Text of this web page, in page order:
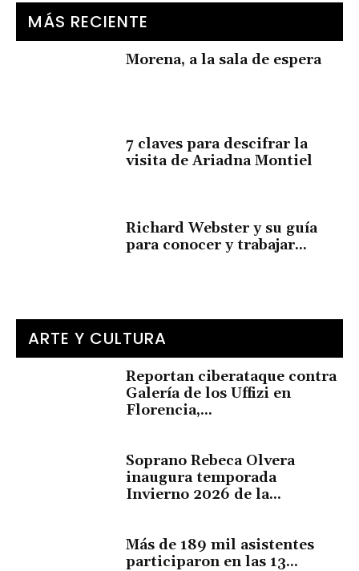
MÁS RECIENTE
Morena, a la sala de espera
7 claves para descifrar la
visita de Ariadna Montiel
Richard Webster y su guía
para conocer y trabajar...
ARTE Y CULTURA
Reportan ciberataque contra
Galería de los Uffizi en
Florencia,...
Soprano Rebeca Olvera
inaugura temporada
Invierno 2026 de la...
Más de 189 mil asistentes
participaron en las 13...